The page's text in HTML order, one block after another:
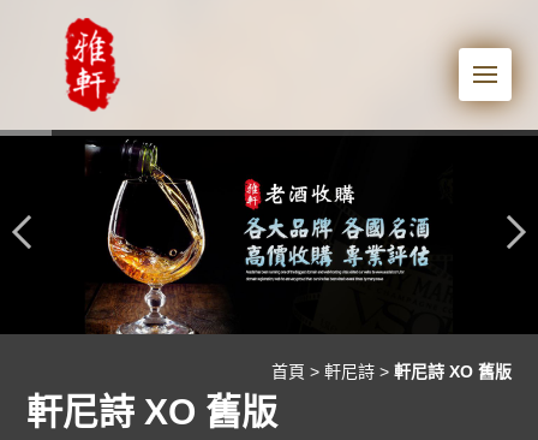
首頁 > 軒尼詩> 軒尼詩 XO 舊版
軒尼詩 XO 舊版